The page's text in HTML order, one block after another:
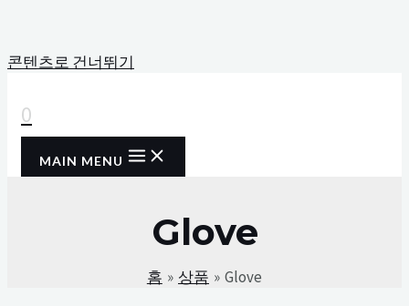
콘텐츠로 건너뛰기
0
MAIN MENU
Glove
홈 상품 Glove